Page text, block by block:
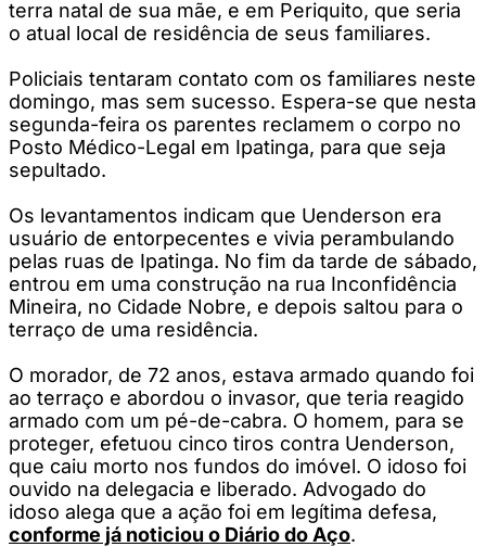
terra natal de sua mãe, e em Periquito, que seria
o atual local de residência de seus familiares.
Policiais tentaram contato com os familiares neste
domingo, mas sem sucesso. Espera-se que nesta
segunda-feira os parentes reclamem o corpo no
Posto Médico-Legal em Ipatinga, para que seja
sepultado.
Os levantamentos indicam que Uenderson era
usuário de entorpecentes e vivia perambulando
pelas ruas de Ipatinga. No fim da tarde de sábado,
entrou em uma construção na rua Inconfidência
Mineira, no Cidade Nobre, e depois saltou para o
terraço de uma residência.
O morador, de 72 anos, estava armado quando foi
ao terraço e abordou o invasor, que teria reagido
armado com um pé-de-cabra. O homem, para se
proteger, efetuou cinco tiros contra Uenderson,
que caiu morto nos fundos do imóvel. O idoso foi
ouvido na delegacia e liberado. Advogado do
idoso alega que a ação foi em legítima defesa,
conforme já noticiou o Diário do Aço.